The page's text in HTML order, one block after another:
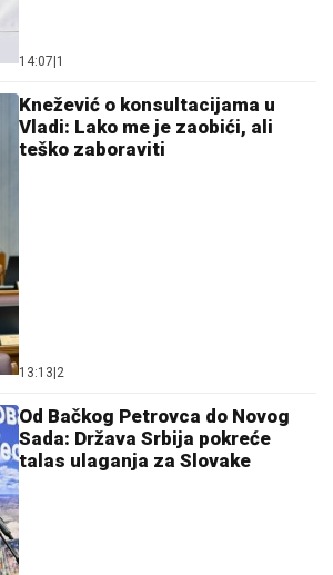
14:07 1
Knežević o konsultacijama u
Vladi: Lako me je zaobići, ali
teško zaboraviti
13:13 2
Od Bačkog Petrovca do Novog
Sada: Država Srbija pokreće
talas ulaganja za Slovake